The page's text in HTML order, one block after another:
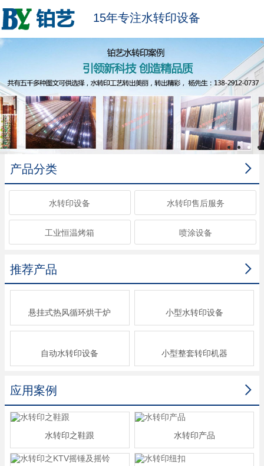
15年专注水转印设备

产品分类
水转印设备 水转印售后服务
工业恒温烤箱 喷涂设备

推荐产品
悬挂式热风循环烘干炉 小型水转印设备
自动水转印设备 小型整套转印机器

应用案例
水转印之鞋跟 水转印产品